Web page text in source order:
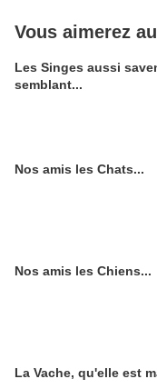
Vous aimerez
Les Singes aussi
semblant...
Nos amis les Chats...
Nos amis les Chiens...
La Vache, qu'elle est